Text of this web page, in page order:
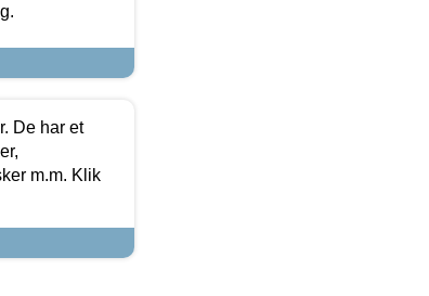
De har et
m.m. Klik